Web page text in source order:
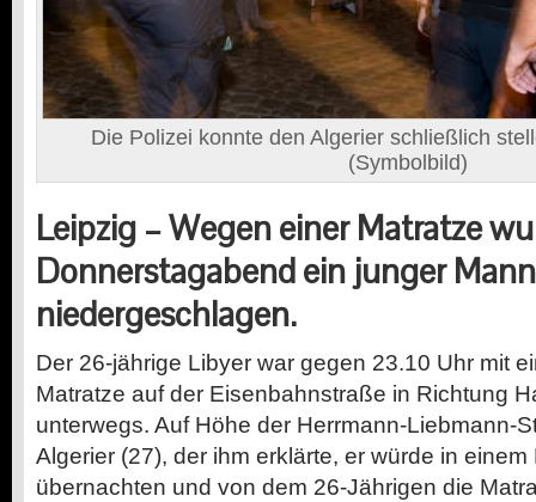
Die Polizei konnte den Algerier schließlich
(Symbolbild)
Leipzig – Wegen einer Matratze
Donnerstagabend ein junger
niedergeschlagen.
Der 26-jährige Libyer war gegen 23.10 Uhr mit
Matratze auf der Eisenbahnstraße in Richtung
unterwegs. Auf Höhe der Herrmann-Liebmann-
Algerier (27), der ihm erklärte, er würde in
übernachten und von dem 26-Jährigen die